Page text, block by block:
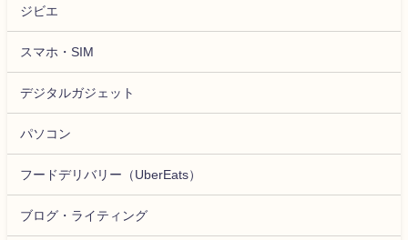
ジビエ
スマホ・SIM
デジタルガジェット
パソコン
フードデリバリー（UberEats）
ブログ・ライティング